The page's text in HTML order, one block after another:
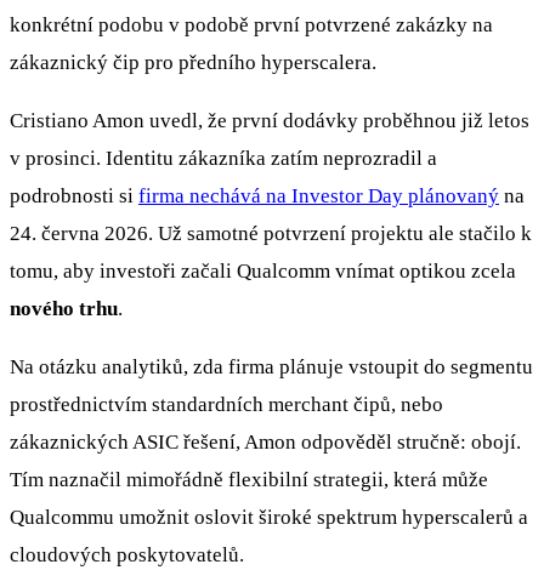
konkrétní podobu v podobě první potvrzené zakázky na
zákaznický čip pro předního hyperscalera.
Cristiano Amon uvedl, že první dodávky proběhnou již letos
v prosinci. Identitu zákazníka zatím neprozradil a
podrobnosti si firma nechává na Investor Day plánovaný na
24. června 2026. Už samotné potvrzení projektu ale stačilo k
tomu, aby investoři začali Qualcomm vnímat optikou zcela
nového trhu.
Na otázku analytiků, zda firma plánuje vstoupit do segmentu
prostřednictvím standardních merchant čipů, nebo
zákaznických ASIC řešení, Amon odpověděl stručně: obojí.
Tím naznačil mimořádně flexibilní strategii, která může
Qualcommu umožnit oslovit široké spektrum hyperscalerů a
cloudových poskytovatelů.